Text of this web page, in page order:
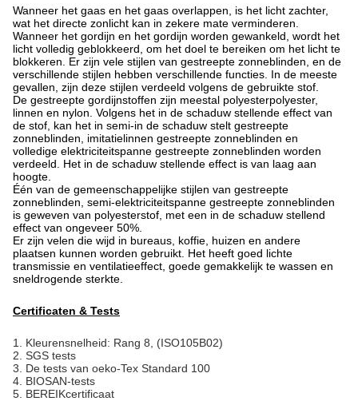
Wanneer het gaas en het gaas overlappen, is het licht zachter,
wat het directe zonlicht kan in zekere mate verminderen.
Wanneer het gordijn en het gordijn worden gewankeld, wordt het
licht volledig geblokkeerd, om het doel te bereiken om het licht te
blokkeren. Er zijn vele stijlen van gestreepte zonneblinden, en de
verschillende stijlen hebben verschillende functies. In de meeste
gevallen, zijn deze stijlen verdeeld volgens de gebruikte stof.
De gestreepte gordijnstoffen zijn meestal polyesterpolyester,
linnen en nylon. Volgens het in de schaduw stellende effect van
de stof, kan het in semi-in de schaduw stelt gestreepte
zonneblinden, imitatielinnen gestreepte zonneblinden en
volledige elektriciteitspanne gestreepte zonneblinden worden
verdeeld. Het in de schaduw stellende effect is van laag aan
hoogte.
Één van de gemeenschappelijke stijlen van gestreepte
zonneblinden, semi-elektriciteitspanne gestreepte zonneblinden
is geweven van polyesterstof, met een in de schaduw stellend
effect van ongeveer 50%.
Er zijn velen die wijd in bureaus, koffie, huizen en andere
plaatsen kunnen worden gebruikt. Het heeft goed lichte
transmissie en ventilatieeffect, goede gemakkelijk te wassen en
sneldrogende sterkte.
Certificaten & Tests
1. Kleurensnelheid: Rang 8, (ISO105B02)
2. SGS tests
3. De tests van oeko-Tex Standard 100
4. BIOSAN-tests
5. BEREIKcertificaat